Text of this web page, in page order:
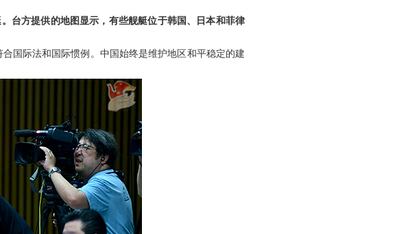
台方提供的地图显示，有些舰艇位于韩国、日本和菲律
国际法和国际惯例。中国始终是维护地区和平稳定的建